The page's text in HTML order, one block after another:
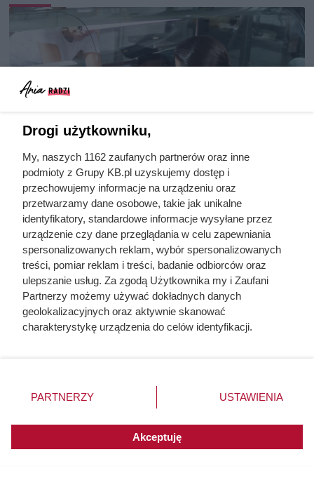
Dziennikarze ujawnili
pochodzenie mięsa z Dino. Klienci
zaskoczeni
Drogi użytkowniku,
My, naszych 1162 zaufanych partnerów oraz inne
podmioty z Grupy KB.pl uzyskujemy dostęp i
przechowujemy informacje na urządzeniu oraz
przetwarzamy dane osobowe, takie jak unikalne
identyfikatory, standardowe informacje wysyłane przez
urządzenie czy dane przeglądania w celu zapewniania
spersonalizowanych reklam, wybór spersonalizowanych
treści, pomiar reklam i treści, badanie odbiorców oraz
ulepszanie usług. Za zgodą Użytkownika my i Zaufani
Partnerzy możemy używać dokładnych danych
geolokalizacyjnych oraz aktywnie skanować
charakterystykę urządzenia do celów identyfikacji.
zmienić/wycofać klikając przycisk ustawień prywatności
znajdujący się w lewym dolnym rogu strony. Niektóre
użytkownika, ale masz prawo sprzeciwić się takiemu
przetwarzaniu. Preferencje będą miały zastosowania do
PARTNERZY USTAWIENIA
Akceptuję